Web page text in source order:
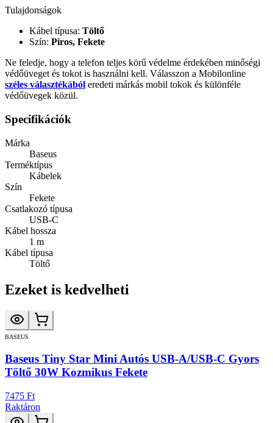
Tulajdonságok
Kábel típusa: Töltő
Szín: Piros, Fekete
Ne feledje, hogy a telefon teljes körű védelme érdekében minőségi
védőüveget és tokot is használni kell. Válasszon a Mobilonline
széles választékából eredeti márkás mobil tokok és különféle
védőüvegek közül.
Specifikációk
Márka
Baseus
Terméktípus
Kábelek
Szín
Fekete
Csatlakozó típusa
USB-C
Kábel hossza
1 m
Kábel típusa
Töltő
Ezeket is kedvelheti
BASEUS
Baseus Tiny Star Mini Autós USB-A/USB-C Gyors
Töltő 30W Kozmikus Fekete
7475 Ft
Raktáron